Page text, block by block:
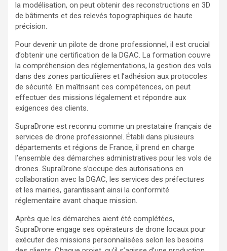
la modélisation, on peut obtenir des reconstructions en 3D
de bâtiments et des relevés topographiques de haute
précision.
Pour devenir un pilote de drone professionnel, il est crucial
d’obtenir une certification de la DGAC. La formation couvre
la compréhension des réglementations, la gestion des vols
dans des zones particulières et l’adhésion aux protocoles
de sécurité. En maîtrisant ces compétences, on peut
effectuer des missions légalement et répondre aux
exigences des clients.
SupraDrone est reconnu comme un prestataire français de
services de drone professionnel. Établi dans plusieurs
départements et régions de France, il prend en charge
l’ensemble des démarches administratives pour les vols de
drones. SupraDrone s’occupe des autorisations en
collaboration avec la DGAC, les services des préfectures
et les mairies, garantissant ainsi la conformité
réglementaire avant chaque mission.
Après que les démarches aient été complétées,
SupraDrone engage ses opérateurs de drone locaux pour
exécuter des missions personnalisées selon les besoins